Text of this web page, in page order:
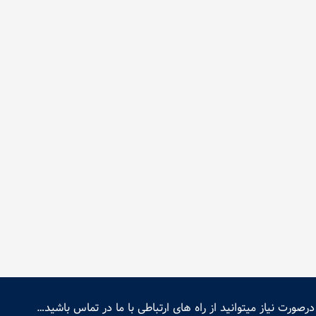
درصورت نیاز میتوانید از راه های ارتباطی با ما در تماس باشید…